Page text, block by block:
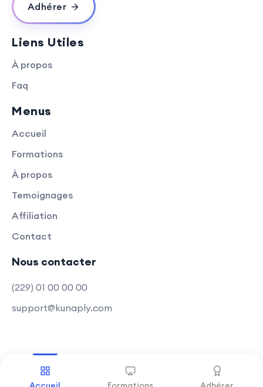
Adhérer
Liens Utiles
À propos
Faq
Menus
Accueil
Formations
À propos
Temoignages
Affiliation
Contact
Nous contacter
(229) 01 00 00 00
support@kunaply.com
Copyright © 2025 Kunaply Tous droits réservés